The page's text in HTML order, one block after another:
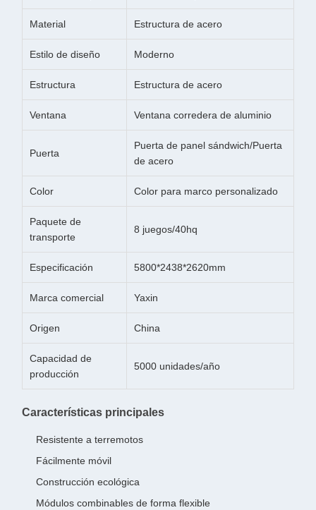
Material Estructura de acero
Estilo de diseño Moderno
Estructura Estructura de acero
Ventana Ventana corredera de aluminio
Puerta
Puerta de panel sándwich/Puerta
de acero
Color Color para marco personalizado
Paquete de
transporte
8 juegos/40hq
Especificación 5800*2438*2620mm
Marca comercial Yaxin
Origen China
Capacidad de
producción
5000 unidades/año
Características principales
Resistente a terremotos
Fácilmente móvil
Construcción ecológica
Módulos combinables de forma flexible